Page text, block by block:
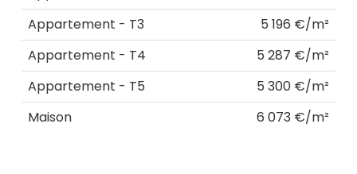
Appartement - T3
5 196 €/m²
Appartement - T4
5 287 €/m²
Appartement - T5
5 300 €/m²
Maison
6 073 €/m²